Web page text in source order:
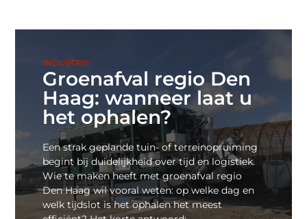
INDUSTRIE
Groenafval regio Den
Haag: wanneer laat u
het ophalen?
Een strak geplande tuin- of terreinopruiming
begint bij duidelijkheid over tijd en logistiek.
Wie te maken heeft met groenafval regio
Den Haag wil vooral weten: op welke dag en
welk tijdslot is het ophalen het meest